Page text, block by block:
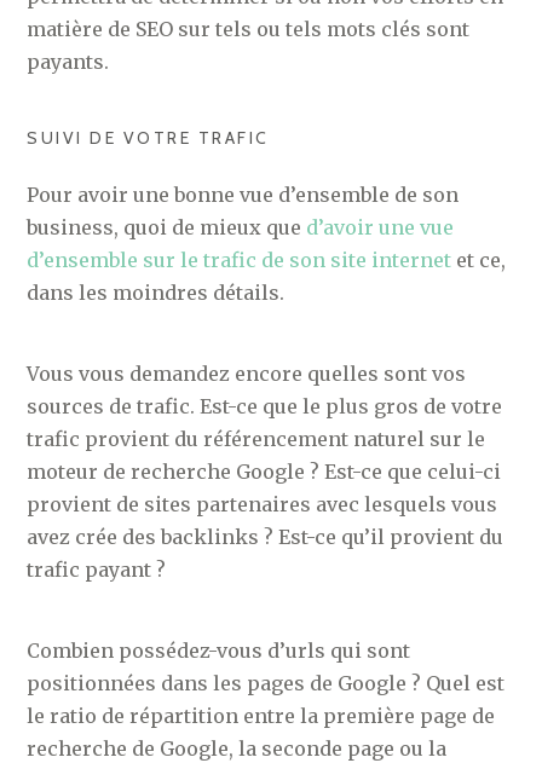
matière de SEO sur tels ou tels mots clés sont
payants.
SUIVI DE VOTRE TRAFIC
Pour avoir une bonne vue d’ensemble de son
business, quoi de mieux que d’avoir une vue
d’ensemble sur le trafic de son site internet et ce,
dans les moindres détails.
Vous vous demandez encore quelles sont vos
sources de trafic. Est-ce que le plus gros de votre
trafic provient du référencement naturel sur le
moteur de recherche Google ? Est-ce que celui-ci
provient de sites partenaires avec lesquels vous
avez crée des backlinks ? Est-ce qu’il provient du
trafic payant ?
Combien possédez-vous d’urls qui sont
positionnées dans les pages de Google ? Quel est
le ratio de répartition entre la première page de
recherche de Google, la seconde page ou la